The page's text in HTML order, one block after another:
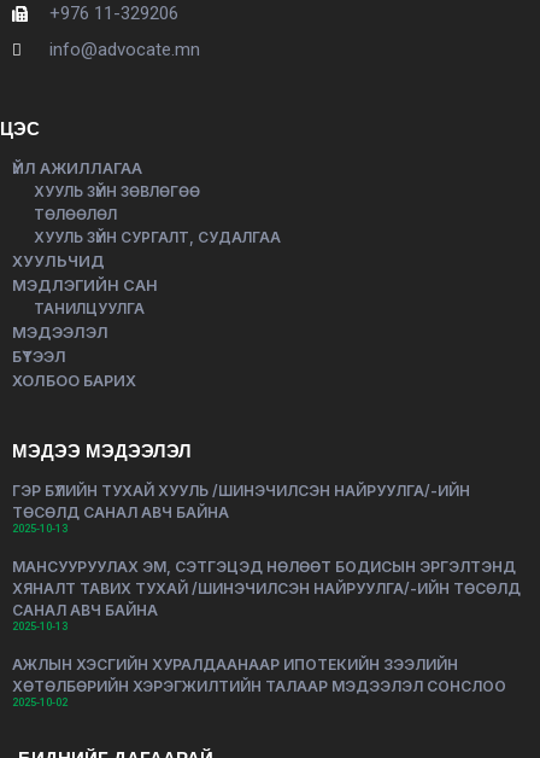
+976 11-329206
info@advocate.mn
ЦЭС
ҮЙЛ АЖИЛЛАГАА
ХУУЛЬ ЗҮЙН ЗӨВЛӨГӨӨ
ТӨЛӨӨЛӨЛ
ХУУЛЬ ЗҮЙН СУРГАЛТ, СУДАЛГАА
ХУУЛЬЧИД
МЭДЛЭГИЙН САН
ТАНИЛЦУУЛГА
МЭДЭЭЛЭЛ
БҮТЭЭЛ
ХОЛБОО БАРИХ
МЭДЭЭ МЭДЭЭЛЭЛ
ГЭР БҮЛИЙН ТУХАЙ ХУУЛЬ /ШИНЭЧИЛСЭН НАЙРУУЛГА/-ИЙН
ТӨСӨЛД САНАЛ АВЧ БАЙНА
2025-10-13
МАНСУУРУУЛАХ ЭМ, СЭТГЭЦЭД НӨЛӨӨТ БОДИСЫН ЭРГЭЛТЭНД
ХЯНАЛТ ТАВИХ ТУХАЙ /ШИНЭЧИЛСЭН НАЙРУУЛГА/-ИЙН ТӨСӨЛД
САНАЛ АВЧ БАЙНА
2025-10-13
АЖЛЫН ХЭСГИЙН ХУРАЛДААНААР ИПОТЕКИЙН ЗЭЭЛИЙН
ХӨТӨЛБӨРИЙН ХЭРЭГЖИЛТИЙН ТАЛААР МЭДЭЭЛЭЛ СОНСЛОО
2025-10-02